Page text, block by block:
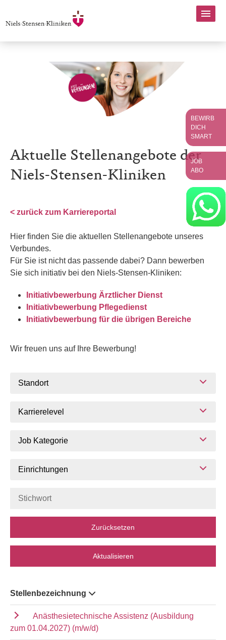
Aktuelle Stellenangebote der
Niels-Stensen-Kliniken
< zurück zum Karriereportal
Hier finden Sie die aktuellen Stellenangebote unseres
Verbundes.
Für Sie ist nicht das passende dabei? Dann bewerben
Sie sich initiativ bei den Niels-Stensen-Kliniken:
Initiativbewerbung Ärztlicher Dienst
Initiativbewerbung Pflegedienst
Initiativbewerbung für die übrigen Bereiche
Wir freuen uns auf Ihre Bewerbung!
Standort
Karrierelevel
Job Kategorie
Einrichtungen
Zurücksetzen
Aktualisieren
Stellenbezeichnung
Anästhesietechnische Assistenz (Ausbildung
zum 01.04.2027) (m/w/d)
BEWIRB
DICH
SMART
JOB
ABO